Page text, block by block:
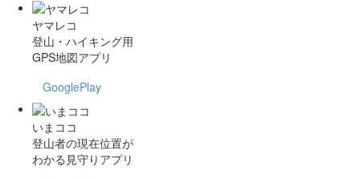
ヤマレコ
登山・ハイキング用
GPS地図アプリ
GooglePlay
いまココ
登山者の現在位置が
わかる見守りアプリ